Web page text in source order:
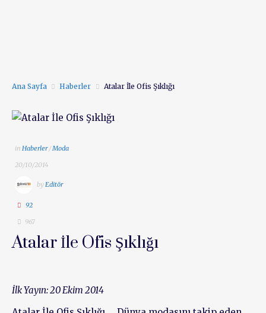
Ana Sayfa Haberler Atalar İle Ofis Şıklığı
in Haberler/Moda
20/10/2014
by Editör
92
967
Atalar İle Ofis Şıklığı
İlk Yayın: 20 Ekim 2014